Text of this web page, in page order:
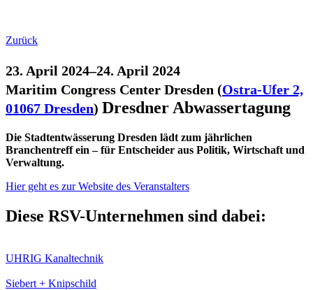
Zurück
23. April 2024–24. April 2024
Maritim Congress Center Dresden (Ostra-Ufer 2,
01067 Dresden) Dresdner Abwassertagung
Die Stadtentwässerung Dresden lädt zum jährlichen
Branchentreff ein – für Entscheider aus Politik, Wirtschaft und
Verwaltung.
Hier geht es zur Website des Veranstalters
Diese RSV-Unternehmen sind dabei:
UHRIG Kanaltechnik
Siebert + Knipschild